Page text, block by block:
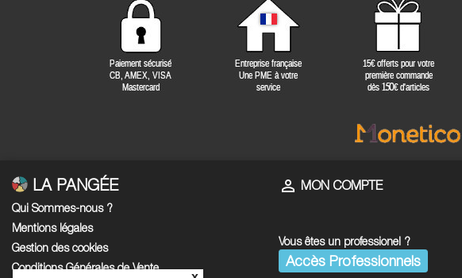
LA PANGÉE
Qui Sommes-nous ?
Mentions légales
Gestion des cookies
Conditions Générales de Vente
 MON COMPTE
Vous êtes un professionel ?
Accès Professionnels